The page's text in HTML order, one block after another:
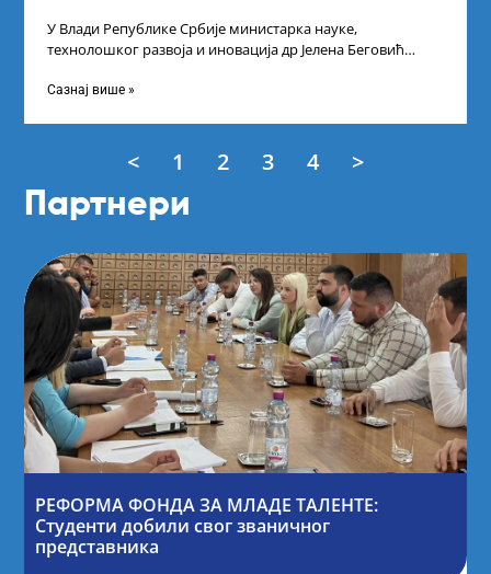
У Влади Републике Србије министарка науке,
технолошког развоја и иновација др Јелена Беговић
Сазнај више »
< 1 2 3 4 >
Партнери
РЕФОРМА ФОНДА ЗА МЛАДЕ ТАЛЕНТЕ:
Студенти добили свог званичног
представника